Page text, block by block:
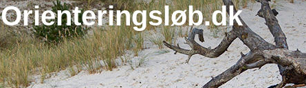
Orienteringsløb.dk